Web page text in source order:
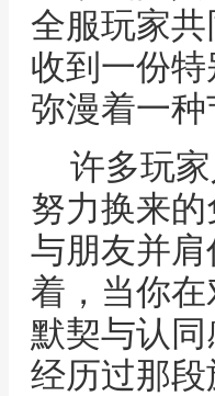
全服玩家
收到一份
弥漫着一
许多玩
努力换来
与朋友并
着，当你
默契与认
经历过那段